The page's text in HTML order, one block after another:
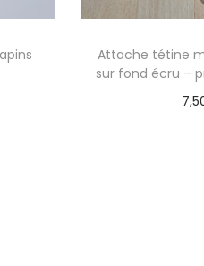
Attache tétine
sur fond écru –